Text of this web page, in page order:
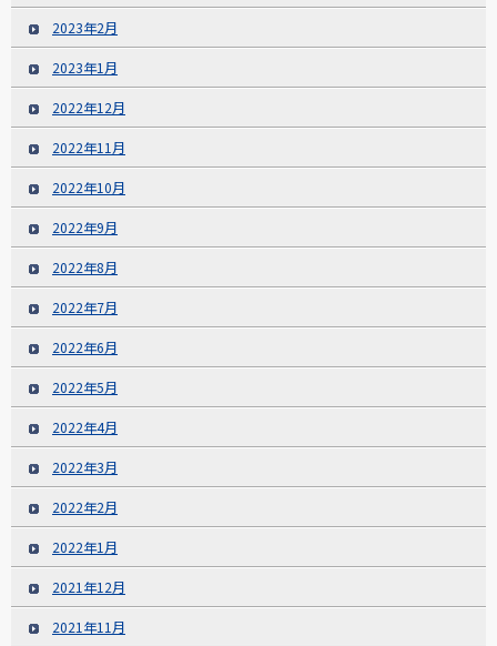
2023年2月
2023年1月
2022年12月
2022年11月
2022年10月
2022年9月
2022年8月
2022年7月
2022年6月
2022年5月
2022年4月
2022年3月
2022年2月
2022年1月
2021年12月
2021年11月